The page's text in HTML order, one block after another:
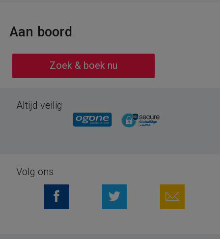
Aan boord
Zoek & boek nu
Altijd veilig
Volg ons